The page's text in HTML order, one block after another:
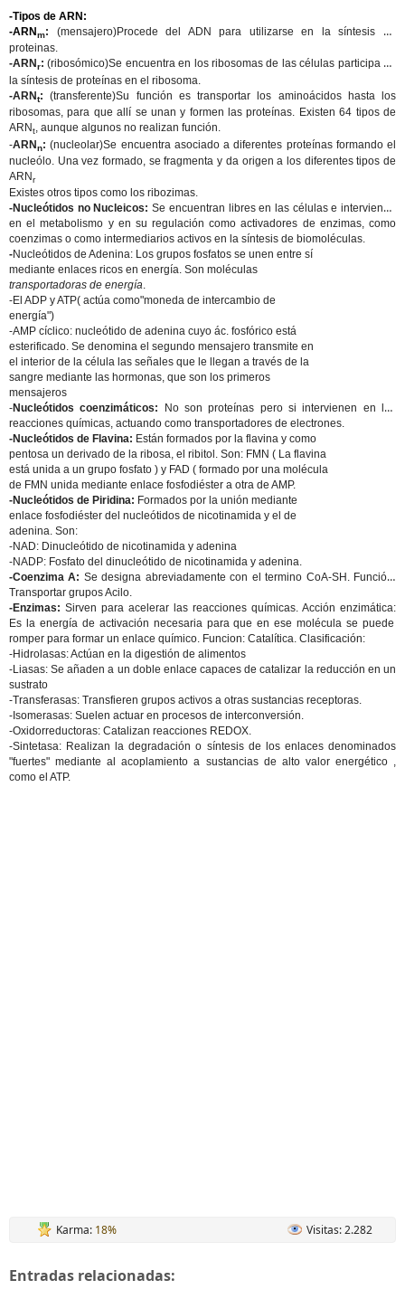
-Tipos de ARN:
-ARNm: (mensajero)Procede del ADN para utilizarse en la síntesis de
proteinas.
-ARNr:(ribosómico)Se encuentra en los ribosomas de las células participa en
la síntesis de proteínas en el ribosoma.
-ARNt: (transferente)Su función es transportar los aminoácidos hasta los
ribosomas, para que allí se unan y formen las proteínas. Existen 64 tipos de
ARNt, aunque algunos no realizan función.
-ARNn: (nucleolar)Se encuentra asociado a diferentes proteínas formando el
nucleólo. Una vez formado, se fragmenta y da origen a los diferentes tipos de
ARNr
Existes otros tipos como los ribozimas.
-Nucleótidos no Nucleicos:Se encuentran libres en las células e intervienen
en el metabolismo y en su regulación como activadores de enzimas, como
coenzimas o como intermediarios activos en la síntesis de biomoléculas.
-Nucleótidos de Adenina: Los grupos fosfatos se unen entre sí
mediante enlaces ricos en energía. Son moléculas
transportadoras de energía.
-El ADP y ATP( actúa como"moneda de intercambio de
energía")
-AMP cíclico: nucleótido de adenina cuyo ác. fosfórico está
esterificado. Se denomina el segundo mensajero transmite en
el interior de la célula las señales que le llegan a través de la
sangre mediante las hormonas, que son los primeros
mensajeros
-Nucleótidos coenzimáticos: No son proteínas pero si intervienen en las
reacciones químicas, actuando como transportadores de electrones.
-Nucleótidos de Flavina: Están formados por la flavina y como
pentosa un derivado de la ribosa, el ribitol. Son: FMN ( La flavina
está unida a un grupo fosfato ) y FAD ( formado por una molécula
de FMN unida mediante enlace fosfodiéster a otra de AMP.
-Nucleótidos de Piridina: Formados por la unión mediante
enlace fosfodiéster del nucleótidos de nicotinamida y el de
adenina. Son:
-NAD: Dinucleótido de nicotinamida y adenina
-NADP: Fosfato del dinucleótido de nicotinamida y adenina.
-Coenzima A: Se designa abreviadamente con el termino CoA-SH. Función:
Transportar grupos Acilo.
-Enzimas: Sirven para acelerar las reacciones químicas. Acción enzimática:
Es la energía de activación necesaria para que en ese molécula se puede
romper para formar un enlace químico. Funcion: Catalítica. Clasificación:
-Hidrolasas:Actúan en la digestión de alimentos
-Liasas: Se añaden a un doble enlace capaces de catalizar la reducción en un
sustrato
-Transferasas: Transfieren grupos activos a otras sustancias receptoras.
- Isomerasas: Suelen actuar en procesos de interconversión.
-Oxidorreductoras: Catalizan reacciones REDOX.
-Sintetasa: Realizan la degradación o síntesis de los enlaces denominados
"fuertes" mediante al acoplamiento a sustancias de alto valor energético ,
como el ATP.
Karma: 18% Visitas: 2.282
Entradas relacionadas: